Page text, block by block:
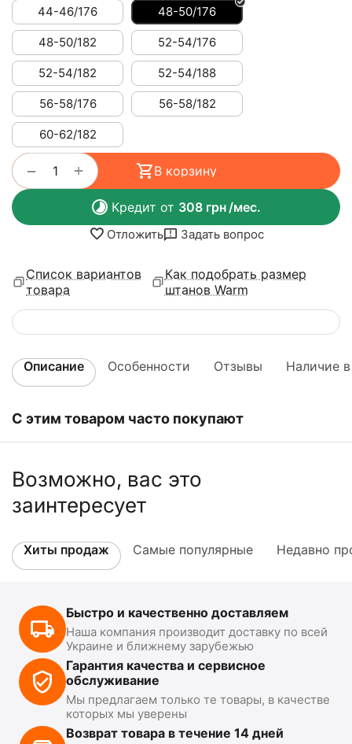
44-46/176
48-50/176
48-50/182 52-54/176
52-54/182 52-54/188
56-58/176 56-58/182
60-62/182
+
− В корзину
Кредит от 308грн/мес.
Отложить Задать вопрос
Список вариантов
товара
Как подобрать размер
штанов Warm
Описание Особенности Отзывы Наличие
С этим товаром часто покупают
Возможно, вас это
заинтересует
Хиты продаж Самые популярные Недавно
Быстро и качественно доставляем
Наша компания производит доставку по всей
Украине и ближнему зарубежью
Гарантия качества и сервисное
обслуживание
Мы предлагаем только те товары, в качестве
которых мы уверены
Возврат товара в течение 14 дней